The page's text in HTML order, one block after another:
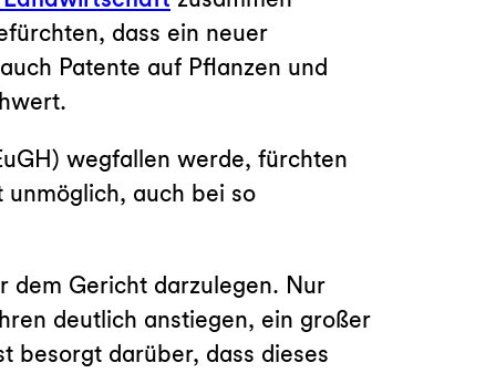
dass ein neuer
Patente auf Pflanzen und
wegfallen werde, fürchten
auch bei so
dem Gericht darzulegen. Nur
deutlich anstiegen, ein großer
besorgt darüber, dass dieses